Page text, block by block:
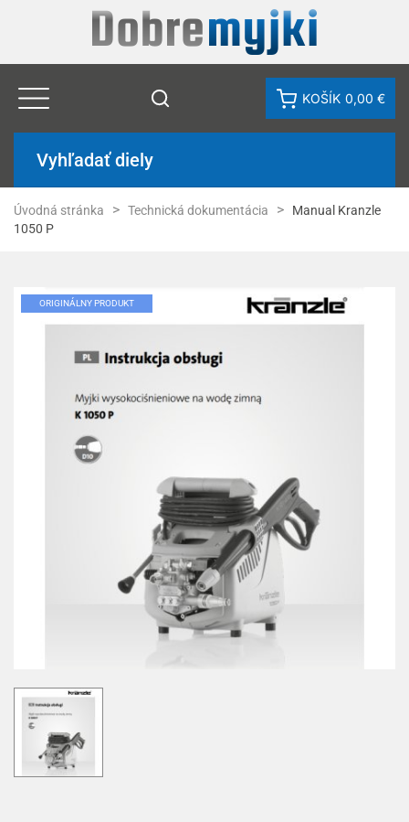
KOŠÍK 0,00 €
Vyhľadať diely
Úvodná stránka Technická dokumentácia
Manual Kranzle
1050 P
ORIGINÁLNY PRODUKT